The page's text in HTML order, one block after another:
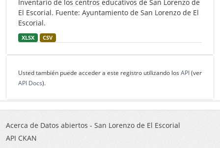
Inventario de los centros educativos de San Lorenzo de
El Escorial. Fuente: Ayuntamiento de San Lorenzo de El
Escorial.
XLSX CSV
Usted también puede acceder a este registro utilizando los API(ver
API Docs).
Acerca de Datos abiertos - San Lorenzo de El Escorial
API CKAN